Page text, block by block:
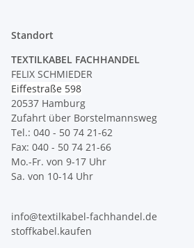
Standort
TEXTILKABEL FACHHANDEL
FELIX SCHMIEDER
Eiffestraße 598
20537 Hamburg
Zufahrt über Borstelmannsweg
Tel.: 040 - 50 74 21-62
Fax: 040 - 50 74 21-66
Mo.-Fr. von 9-17 Uhr
Sa. von 10-14 Uhr
info@textilkabel-fachhandel.de
stoffkabel.kaufen